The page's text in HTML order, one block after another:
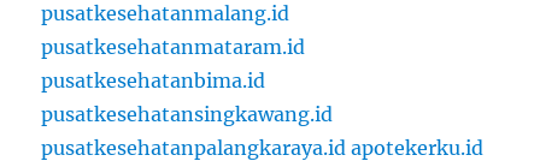
pusatkesehatanmalang.id
pusatkesehatanmataram.id
pusatkesehatanbima.id
pusatkesehatansingkawang.id
pusatkesehatanpalangkaraya.id apotekerku.id